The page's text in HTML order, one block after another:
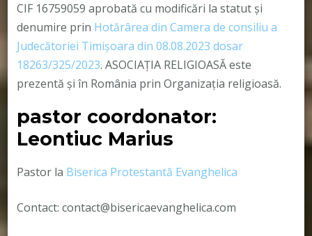
CIF 16759059 aprobată cu modificări la statut și
denumire prin Hotărârea din Camera de consiliu a
Judecătoriei Timișoara din 08.08.2023 dosar
18263/325/2023. ASOCIAȚIA RELIGIOASĂ este
prezentă și în România prin Organizația religioasă.
pastor coordonator:
Leontiuc Marius
Pastor la Biserica Protestantă Evanghelica
Contact: contact@bisericaevanghelica.com